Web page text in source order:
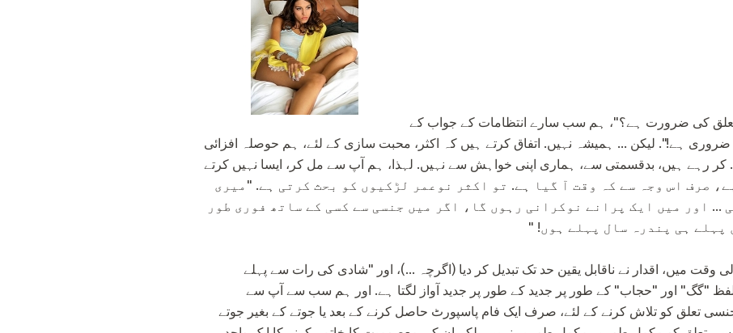
ہے!". لیکن ... ہمیشہ نہیں. اتفاق کرتے ہیں کہ اکثر، محبت سازی کے لئے، ہم حوصلہ افزائی
ایسا نہیں کرتے ...
صرف اس وجہ سے کہ وقت آ گیا ہے. تو اکثر نوعمر لڑکیوں کو بحث کرتی ہے. "میری
... اور میں ایک پرانے نوکرانی رہوں گا، اگر میں جنسی سے کسی کے ساتھ فوری طور
پہلے ہی پندرہ سال پہلے ہوں! "
وقت میں، اقدار نے ناقابل یقین حد تک تبدیل کر دیا (اگرچہ ...)، اور "شادی کی رات سے پہلے
"گگ" اور "حجاب" کے طور پر جدید کے طور پر جدید آواز لگتا ہے. اور ہم سب سے آپ سے
تعلق کو تلاش کرنے کے لئے، صرف ایک فام پاسپورٹ حاصل کرنے کے بعد یا جوتے کے بغیر جوتے